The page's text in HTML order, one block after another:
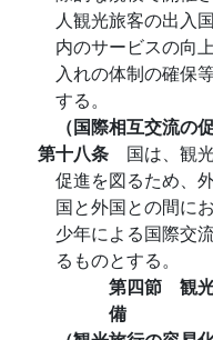
人観光旅客の出入
内のサービスの向
入れの体制の確保
する。
（国際相互交流の
第十八条 国は、観
促進を図るため、
国と外国との間に
少年による国際交
るものとする。
第四節 観光
備